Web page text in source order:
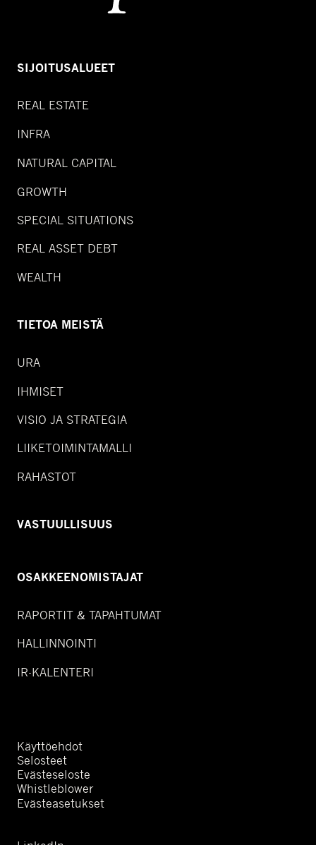
SIJOITUSALUEET
REAL ESTATE
INFRA
NATURAL CAPITAL
GROWTH
SPECIAL SITUATIONS
REAL ASSET DEBT
WEALTH
TIETOA MEISTÄ
URA
IHMISET
VISIO JA STRATEGIA
LIIKETOIMINTAMALLI
RAHASTOT
VASTUULLISUUS
OSAKKEENOMISTAJAT
RAPORTIT & TAPAHTUMAT
HALLINNOINTI
IR-KALENTERI
Käyttöehdot
Selosteet
Evästeseloste
Whistleblower
Evästeasetukset